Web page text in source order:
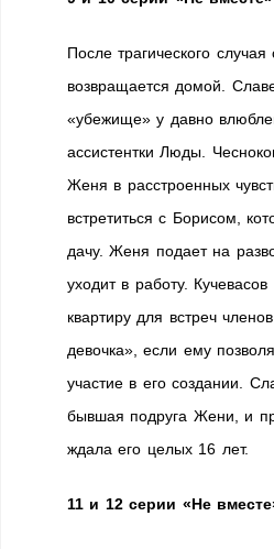
После трагического
возвращается домой.
«убежище» у давно
ассистентки Люды.
Женя в расстроенных
встретиться с Борисом,
дачу. Женя подает на
уходит в работу.
квартиру для встреч
девочка», если ему
участие в его создании.
бывшая подруга Жени, и
ждала его целых 16 лет.
11 и 12 серии «Не